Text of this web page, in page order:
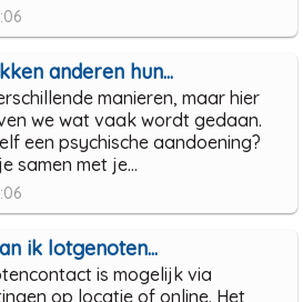
anderen hun...
manieren, maar hier
we wat vaak wordt gedaan.
een psychische aandoening?
samen met je...
ik lotgenoten...
is mogelijk via
op locatie of online. Het